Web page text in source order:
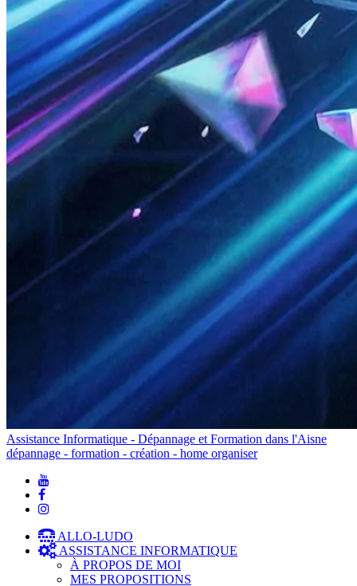
Assistance Informatique - Dépannage et Formation dans l'Aisne
dépannage - formation - création - home organiser
ALLO-LUDO
ASSISTANCE INFORMATIQUE
À PROPOS DE MOI
MES PROPOSITIONS